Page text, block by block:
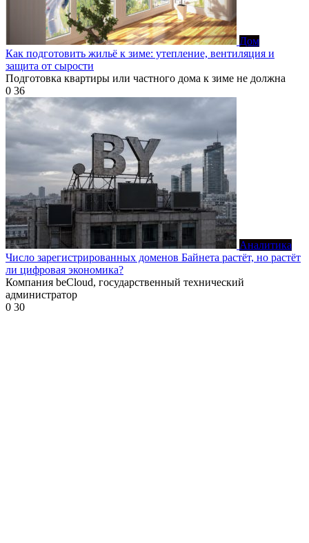
Дом
Как подготовить жильё к зиме: утепление, вентиляция и
защита от сырости
Подготовка квартиры или частного дома к зиме не должна
0 36
Аналитика
Число зарегистрированных доменов Байнета растёт, но растёт
ли цифровая экономика?
Компания beCloud, государственный технический
администратор
0 30